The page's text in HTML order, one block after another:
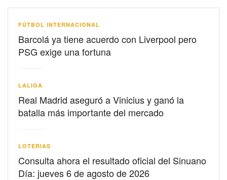
FÚTBOL INTERNACIONAL
Barcolá ya tiene acuerdo con Liverpool pero
PSG exige una fortuna
LALIGA
Real Madrid aseguró a Vinicius y ganó la
batalla más importante del mercado
LOTERIAS
Consulta ahora el resultado oficial del Sinuano
Día: jueves 6 de agosto de 2026